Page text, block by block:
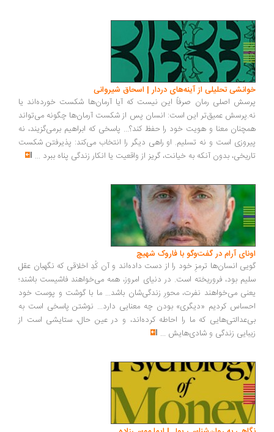
خوانشی تحلیلی از آینه‌های دردار | اسحاق شیروانی
پرسش اصلی رمان صرفاً این نیست که آیا آرمان‌ها شکست خورده‌اند یا
نه.پرسش عمیق‌تر این است: انسان پس از شکست آرمان‌ها چگونه می‌تواند
همچنان معنا و هویت خود را حفظ کند؟... پاسخی که ابراهیم برمی‌گزیند، نه
پیروزی است و نه تسلیم. او راهی دیگر را انتخاب می‌کند: پذیرفتن شکست
تاریخی، بدون آنکه به خیانت، گریز از واقعیت یا انکار زندگی پناه ببرد ...
اونای آرام در گفت‌وگو با فاروک شهیچ‭
گویی انسان‌ها ترمزِ خود را از دست داده‌اند و آن کُدِ اخلاقی که نگهبان عقل
سلیم بود، فروریخته است. در دنیای امروز، همه می‌خواهند فاشیست باشند؛
یعنی می‌خواهند نفرت، محورِ زندگی‌شان باشد... ما با گوشت و پوست خود
احساس کردیم «دیگری» بودن چه معنایی دارد... نوشتن پاسخی است به
بی‌عدالتی‌هایی که ما را احاطه کرده‌اند، و در عین حال، ستایشی است از
زیبایی زندگی و شادی‌هایش ...